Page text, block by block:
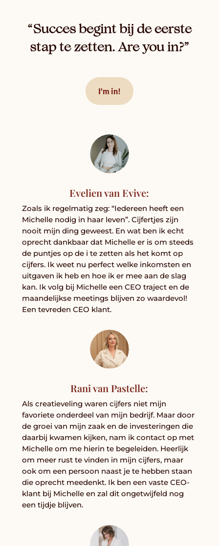
“Succes begint bij de eerste
stap te zetten. Are you in?”
I'm in!
Evelien van Evive:
Zoals ik regelmatig zeg: “Iedereen heeft een
Michelle nodig in haar leven”. Cijfertjes zijn
nooit mijn ding geweest. En wat ben ik echt
oprecht dankbaar dat Michelle er is om steeds
de puntjes op de i te zetten als het komt op
cijfers. Ik weet nu perfect welke inkomsten en
uitgaven ik heb en hoe ik er mee aan de slag
kan. Ik volg bij Michelle een CEO traject en de
maandelijkse meetings blijven zo waardevol!
Een tevreden CEO klant.
Rani van Pastelle:
Als creatieveling waren cijfers niet mijn
favoriete onderdeel van mijn bedrijf. Maar door
de groei van mijn zaak en de investeringen die
daarbij kwamen kijken, nam ik contact op met
Michelle om me hierin te begeleiden. Heerlijk
om meer rust te vinden in mijn cijfers, maar
ook om een persoon naast je te hebben staan
die oprecht meedenkt. Ik ben een vaste CEO-
klant bij Michelle en zal dit ongetwijfeld nog
een tijdje blijven.